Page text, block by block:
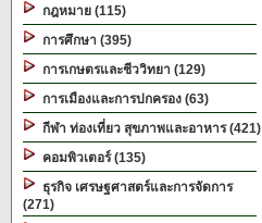
กฎหมาย (115)
การศึกษา (395)
การเกษตรและชีววิทยา (129)
การเมืองและการปกครอง (63)
กีฬา ท่องเที่ยว สุขภาพและอาหาร (421)
คอมพิวเตอร์ (135)
ธุรกิจ เศรษฐศาสตร์และการจัดการ
(271)